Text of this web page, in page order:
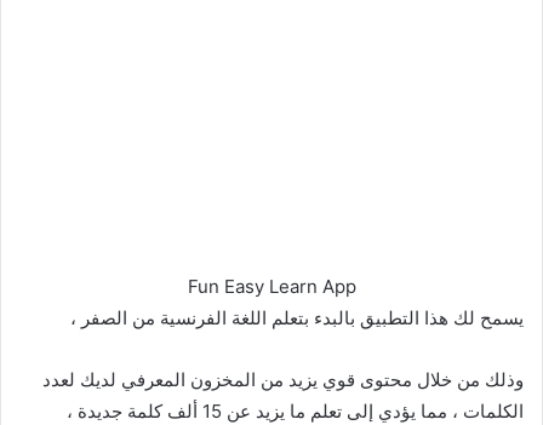
Fun Easy Learn App
يسمح لك هذا التطبيق بالبدء بتعلم اللغة الفرنسية من الصفر ،
وذلك من خلال محتوى قوي يزيد من المخزون المعرفي لديك لعدد
الكلمات ، مما يؤدي إلى تعلم ما يزيد عن 15 ألف كلمة جديدة ،